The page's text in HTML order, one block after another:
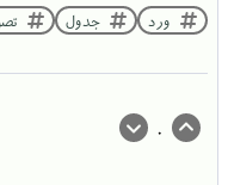
ورد جدول
0